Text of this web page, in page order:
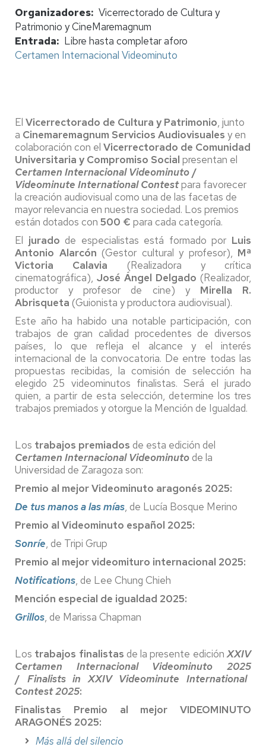
Organizadores Vicerrectorado de Cultura y
Patrimonio y CineMaremagnum
Entrada
Libre hasta completar aforo
Certamen Internacional Videominuto
El Vicerrectorado de Cultura y Patrimonio, junto
a Cinemaremagnum Servicios Audiovisuales y en
colaboración con el Vicerrectorado de Comunidad
Universitaria y Compromiso Social presentan el
Certamen Internacional Videominuto /
Videominute International Contestpara favorecer
la creación audiovisual como una de las facetas de
mayor relevancia en nuestra sociedad. Los premios
están dotados con 500 € para cada categoría.
El jurado de especialistas está formado por Luis
Antonio Alarcón (Gestor cultural y profesor), Mª
Victoria Calavia (Realizadora y crítica
cinematográfica), José Ángel Delgado (Realizador,
productor y profesor de cine) y Mirella R.
Abrisqueta (Guionista y productora audiovisual).
Este año ha habido una notable participación, con
trabajos de gran calidad procedentes de diversos
países, lo que refleja el alcance y el interés
internacional de la convocatoria. De entre todas las
propuestas recibidas, la comisión de selección ha
elegido 25 videominutos finalistas. Será el jurado
quien, a partir de esta selección, determine los tres
trabajos premiados y otorgue la Mención de Igualdad.
Los trabajos premiados de esta edición del
Certamen Internacional Videominutode la
Universidad de Zaragoza son:
Premio al mejor Videominuto aragonés 2025:
De tus manos a las mías, de Lucía Bosque Merino
Premio al Videominuto español 2025:
Sonríe, de Tripi Grup
Premio al mejor videomituro internacional 2025:
Notifications, de Lee Chung Chieh
Mención especial de igualdad 2025:
Grillos, de Marissa Chapman
Los trabajos finalistas de la presente ediciónXXIV
Certamen Internacional Videominuto 2025
/ Finalists in XXIV Videominute International
Contest 2025:
Finalistas Premio al mejor VIDEOMINUTO
ARAGONÉS 2025:
Más allá del silencio